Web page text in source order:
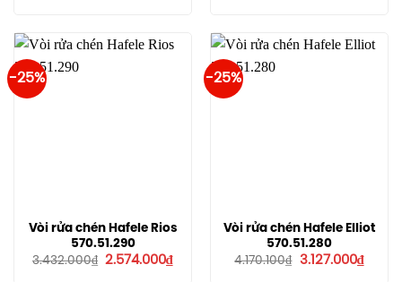
4.488.000₫.
-25%
Vòi rửa chén Hafele Rios
570.51.290
3.432.000₫
Giá
2.574.000₫Giá
hiện
-25%
Vòi rửa chén Hafele Elliot
570.51.280
4.170.100₫
Giá
3.127.000₫Giá
hiện